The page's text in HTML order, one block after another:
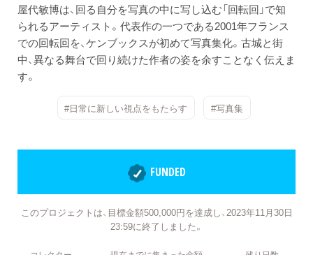
屋代敏博は、回る自分を写真の中に写し込む「回転回」で知
られるアーティスト。代表作の一つである2001年フランス
での回転回を、ケンブックスが初めて写真集化。古城と街
中、異なる舞台で回り続けた作者の姿を余すことなく伝えま
す。
#日常に新しい視点をもたらす #写真集
FUNDED
このプロジェクトは、目標金額500,000円を達成し、2023年11月30日
23:59に終了しました。